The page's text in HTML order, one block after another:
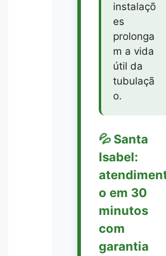
instalaçõ
es
prolonga
m a vida
útil da
tubulaçã
o.
💦 Santa
Isabel:
o em 30
minutos
com
garantia